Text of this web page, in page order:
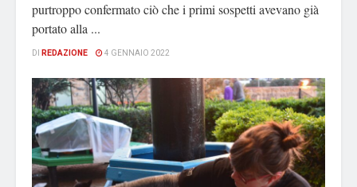
purtroppo confermato ciò che i primi sospetti avevano già
portato alla ...
DI REDAZIONE 4 GENNAIO 2022